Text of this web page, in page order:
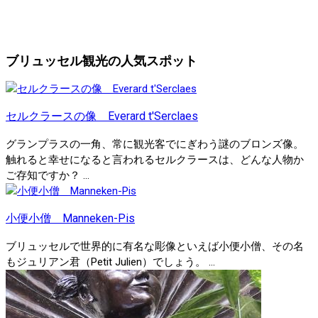
ブリュッセル観光の人気スポット
セルクラースの像 Everard t'Serclaes
グランプラスの一角、常に観光客でにぎわう謎のブロンズ像。
触れると幸せになると言われるセルクラースは、どんな人物か
ご存知ですか？ ...
小便小僧 Manneken-Pis
ブリュッセルで世界的に有名な彫像といえば小便小僧、その名
もジュリアン君（Petit Julien）でしょう。 ...